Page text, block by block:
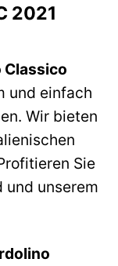
2021
Classico
und einfach
Wir bieten
Sie
und unserem